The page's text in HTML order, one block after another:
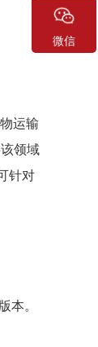
运输
领域
针对
。
微信